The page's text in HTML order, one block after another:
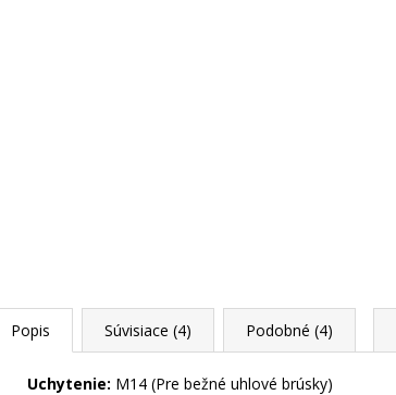
Popis Súvisiace (4) Podobné (4)
Uchytenie: M14 (Pre bežné uhlové brúsky)